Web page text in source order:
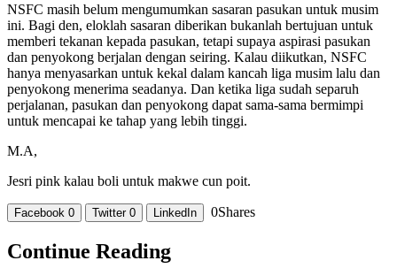
NSFC masih belum mengumumkan sasaran pasukan untuk musim
ini. Bagi den, eloklah sasaran diberikan bukanlah bertujuan untuk
memberi tekanan kepada pasukan, tetapi supaya aspirasi pasukan
dan penyokong berjalan dengan seiring. Kalau diikutkan, NSFC
hanya menyasarkan untuk kekal dalam kancah liga musim lalu dan
penyokong menerima seadanya. Dan ketika liga sudah separuh
perjalanan, pasukan dan penyokong dapat sama-sama bermimpi
untuk mencapai ke tahap yang lebih tinggi.
M.A,
Jesri pink kalau boli untuk makwe cun poit.
Facebook 0 Twitter 0 LinkedIn 0Shares
Continue Reading